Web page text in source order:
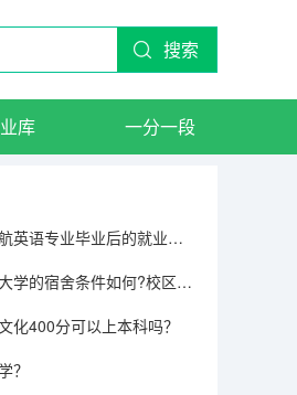
搜索
库 一分一段
中国民航的民航英语专业毕业后的就业方向有哪些
华北水利水电大学的宿舍条件如何?校区内有哪些生活设施?
化400分可以上本科吗？
？